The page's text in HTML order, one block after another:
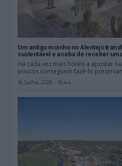
Um antigo moinho no Alentejo
sustentável e acaba de receber
Há cada vez mais hotéis a apostar
poucos conseguem fazê-lo
16 Julho, 2026 - 16:44